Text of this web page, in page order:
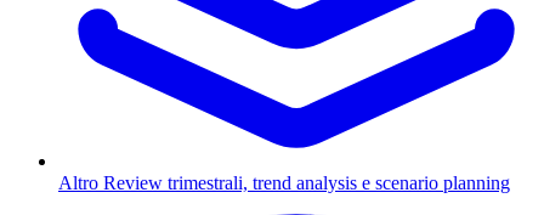
Altro Review trimestrali, trend analysis e scenario planning